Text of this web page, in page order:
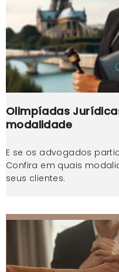
Olimpíadas
modalidade
E se os advogados
Confira em quais
seus clientes.